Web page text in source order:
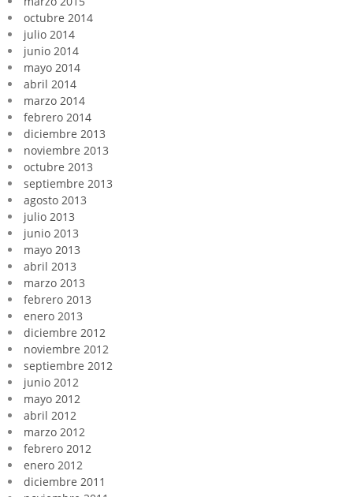
octubre 2014
julio 2014
junio 2014
mayo 2014
abril 2014
marzo 2014
febrero 2014
diciembre 2013
noviembre 2013
octubre 2013
septiembre 2013
agosto 2013
julio 2013
junio 2013
mayo 2013
abril 2013
marzo 2013
febrero 2013
enero 2013
diciembre 2012
noviembre 2012
septiembre 2012
junio 2012
mayo 2012
abril 2012
marzo 2012
febrero 2012
enero 2012
diciembre 2011